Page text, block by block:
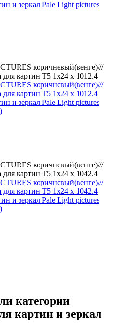
и зеркал Pale Light pictures
и зеркал Pale Light pictures
и зеркал Pale Light pictures
категории
картин и зеркал